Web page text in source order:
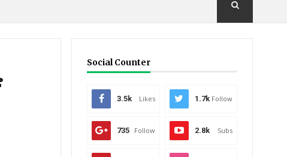
Social Counter
3.5k Likes 1.7k Follow
735 Follow 2.8k Subs